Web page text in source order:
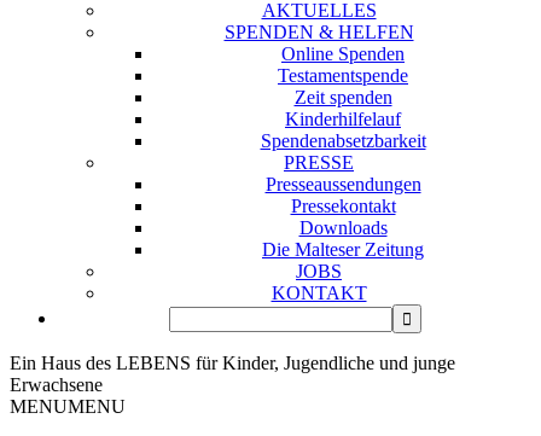
AKTUELLES
SPENDEN & HELFEN
Online Spenden
Testamentspende
Zeit spenden
Kinderhilfelauf
Spendenabsetzbarkeit
PRESSE
Presseaussendungen
Pressekontakt
Downloads
Die Malteser Zeitung
JOBS
KONTAKT
Ein Haus des LEBENS für Kinder, Jugendliche und junge
Erwachsene
MENUMENU